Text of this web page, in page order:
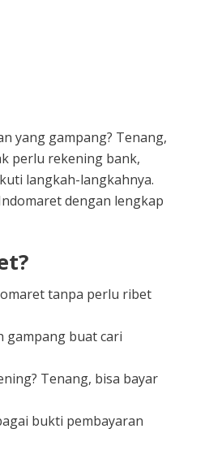
yang gampang? Tenang,
perlu rekening bank,
langkah-langkahnya.
dengan lengkap
tanpa perlu ribet
gampang buat cari
Tenang, bisa bayar
bukti pembayaran